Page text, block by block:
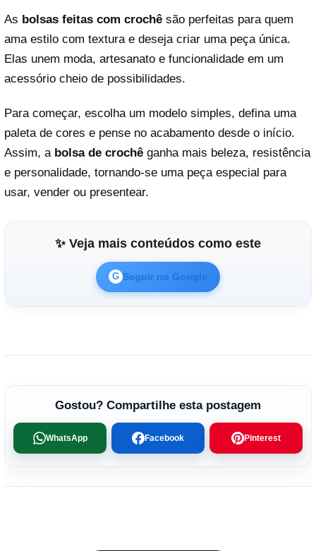
As bolsas feitas com crochê são perfeitas para quem
ama estilo com textura e deseja criar uma peça única.
Elas unem moda, artesanato e funcionalidade em um
acessório cheio de possibilidades.
Para começar, escolha um modelo simples, defina uma
paleta de cores e pense no acabamento desde o início.
Assim, a bolsa de crochê ganha mais beleza, resistência
e personalidade, tornando-se uma peça especial para
usar, vender ou presentear.
✨ Veja mais conteúdos como este
G Seguir no Google
Gostou? Compartilhe esta postagem
WhatsApp Facebook Pinterest